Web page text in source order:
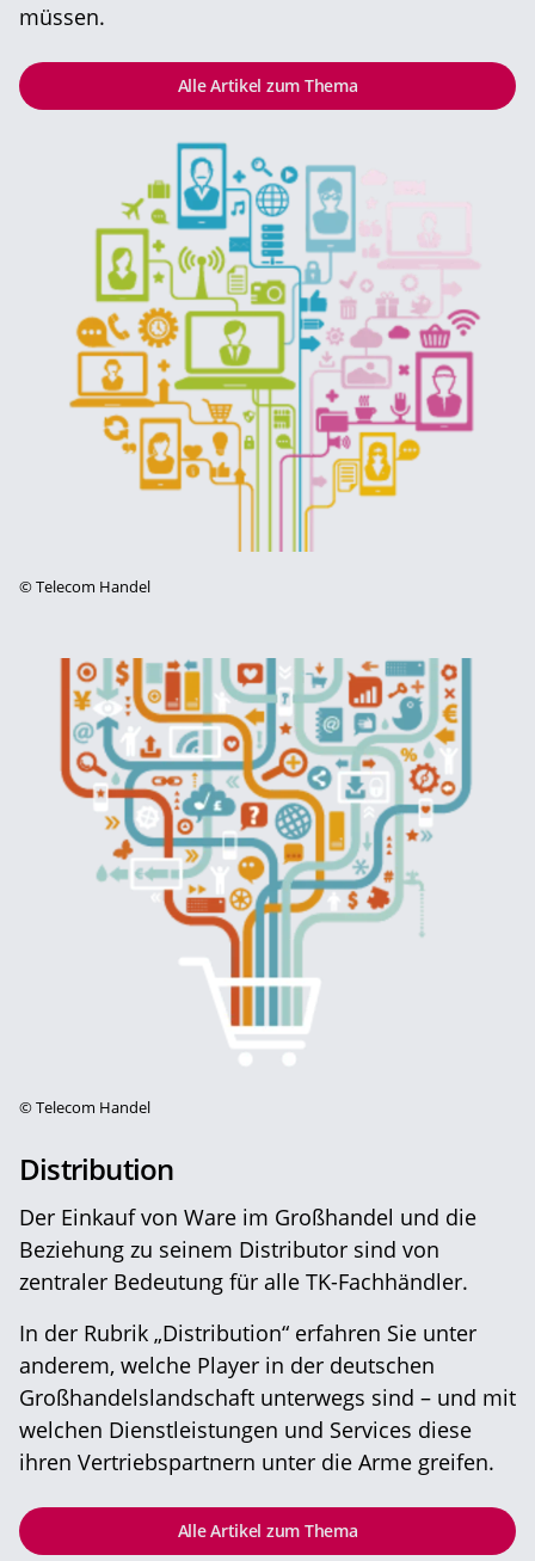
©Telecom Handel
müssen.
Alle Artikel zum Thema
©Telecom Handel
Distribution
Der Einkauf von Ware im Großhandel und die
Beziehung zu seinem Distributor sind von
zentraler Bedeutung für alle TK-Fachhändler.
In der Rubrik „Distribution“ erfahren Sie unter
anderem, welche Player in der deutschen
Großhandelslandschaft unterwegs sind – und mit
welchen Dienstleistungen und Services diese
ihren Vertriebspartnern unter die Arme greifen.
Alle Artikel zum Thema